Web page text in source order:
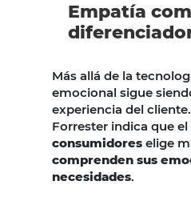
Empatía
Más allá de la
emocional sigue
experiencia del
Forrester indica que el
consumidores elige
comprenden sus
necesidades.